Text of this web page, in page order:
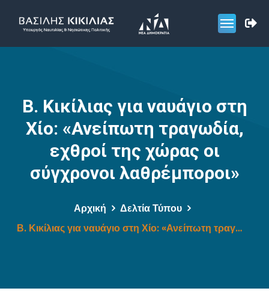
Β. Κικίλιας για ναυάγιο στη
Χίο: «Ανείπωτη τραγωδία,
εχθροί της χώρας οι
σύγχρονοι λαθρέμποροι»
Αρχική
Δελτία Τύπου
Β. Κικίλιας για ναυάγιο στη Χίο: «Ανείπωτη τραγωδία, εχθροί της χώρας οι σύγχρονοι λαθρέμποροι»